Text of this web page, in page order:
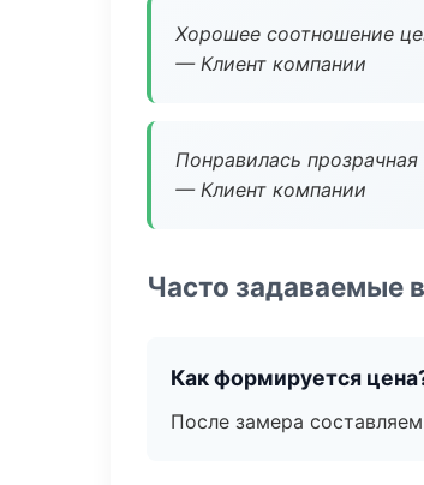
Хорошее соотношение
— Клиент компании
Понравилась
— Клиент компании
Часто задаваемые
Как формируется
После замера